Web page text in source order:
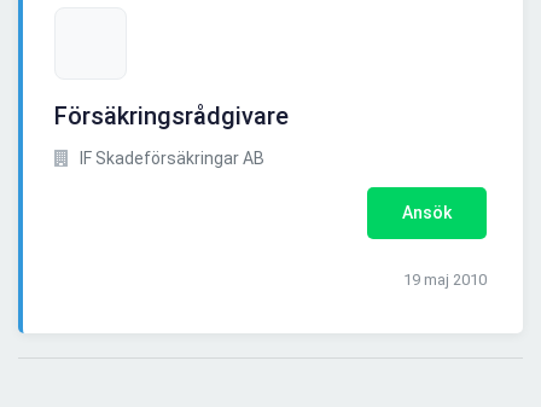
Försäkringsrådgivare
IF Skadeförsäkringar AB
Ansök
19 maj 2010